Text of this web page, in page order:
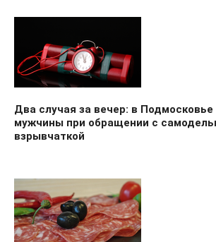
Два случая за вечер: в
мужчины при обращении с
взрывчаткой